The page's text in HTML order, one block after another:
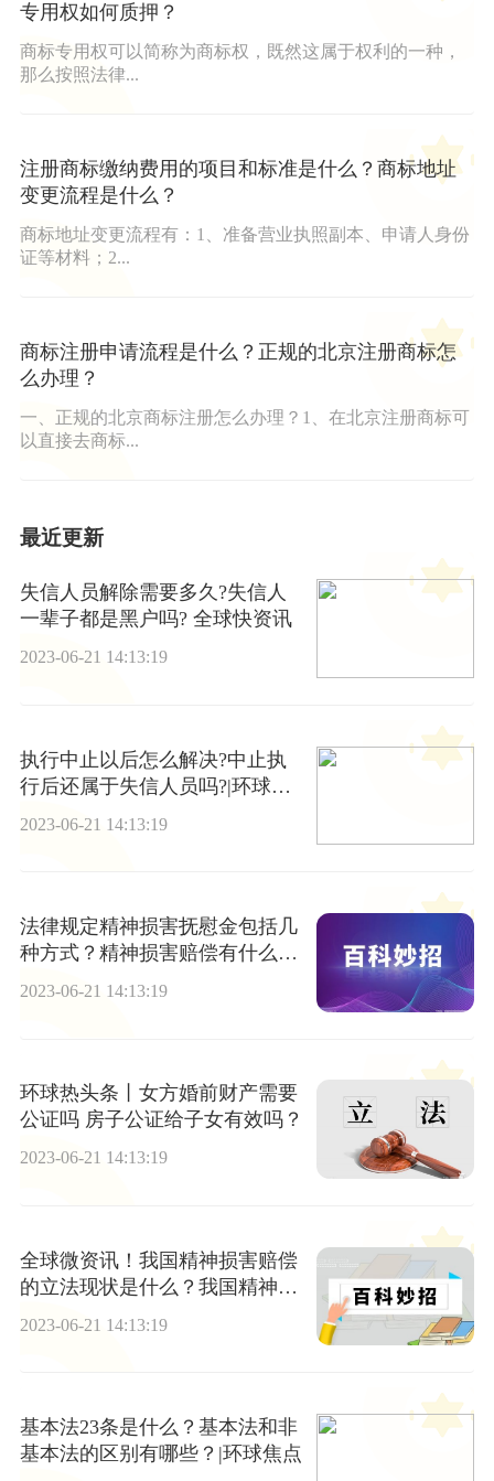
专用权如何质押？
商标专用权可以简称为商标权，既然这属于权利的一种，
那么按照法律...
注册商标缴纳费用的项目和标准是什么？商标地址
变更流程是什么？
商标地址变更流程有：1、准备营业执照副本、申请人身份
证等材料；2...
商标注册申请流程是什么？正规的北京注册商标怎
么办理？
一、正规的北京商标注册怎么办理？1、在北京注册商标可
以直接去商标...
最近更新
失信人员解除需要多久?失信人
一辈子都是黑户吗? 全球快资讯
2023-06-21 14:13:19
执行中止以后怎么解决?中止执
行后还属于失信人员吗?|环球新
2023-06-21 14:13:19
法律规定精神损害抚慰金包括几
种方式？精神损害赔偿有什么内
容？|全球今日讯
2023-06-21 14:13:19
环球热头条丨女方婚前财产需要
公证吗 房子公证给子女有效吗？
2023-06-21 14:13:19
全球微资讯！我国精神损害赔偿
的立法现状是什么？我国精神损
2023-06-21 14:13:19
基本法23条是什么？基本法和非
基本法的区别有哪些？|环球焦点